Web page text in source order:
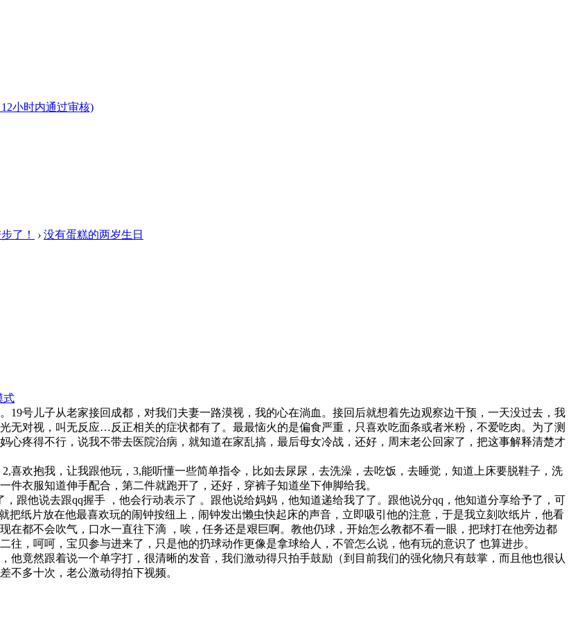
小时内通过审核)
了！ › 没有蛋糕的两岁生日
式
19号儿子从老家接回成都，对我们夫妻一路漠视，我的心在淌血。接回后就想着先边观察边干预，一天没过去，我
无对视，叫无反应…反正相关的症状都有了。最最恼火的是偏食严重，只喜欢吃面条或者米粉，不爱吃肉。为了测
心疼得不行，说我不带去医院治病，就知道在家乱搞，最后母女冷战，还好，周末老公回家了，把这事解释清楚才
喜欢抱我，让我跟他玩，3,能听懂一些简单指令，比如去尿尿，去洗澡，去吃饭，去睡觉，知道上床要脱鞋子，洗
衣服知道伸手配合，第二件就跑开了，还好，穿裤子知道坐下伸脚给我。
跟他说去跟qq握手 ，他会行动表示了 。跟他说给妈妈，他知道递给我了了。跟他说分qq，他知道分享给予了，可
把纸片放在他最喜欢玩的闹钟按纽上，闹钟发出懒虫快起床的声音，立即吸引他的注意，于是我立刻吹纸片，他看
在都不会吹气，口水一直往下滴 ，唉，任务还是艰巨啊。教他仍球，开始怎么教都不看一眼，把球打在他旁边都
，呵呵，宝贝参与进来了，只是他的扔球动作更像是拿球给人，不管怎么说，他有玩的意识了 也算进步。
他竟然跟着说一个单字打，很清晰的发音，我们激动得只拍手鼓励（到目前我们的强化物只有鼓掌，而且他也很认
多十次，老公激动得拍下视频。